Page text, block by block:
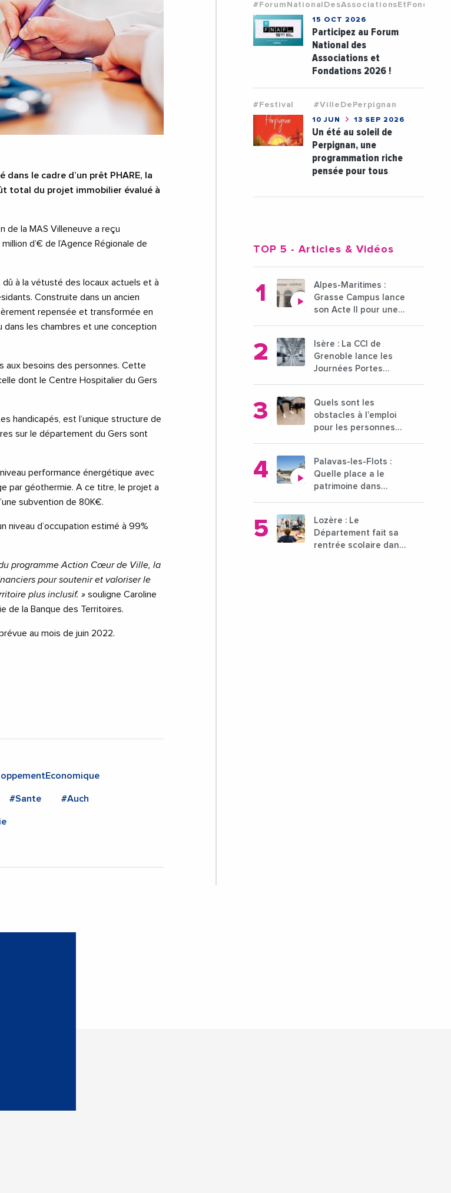
dans le cadre d’un prêt PHARE, la
total du projet immobilier évalué à
de la MAS Villeneuve a reçu
d’€ de l’Agence Régionale de
à la vétusté des locaux actuels et à
Construite dans un ancien
repensée et transformée en
les chambres et une conception
aux besoins des personnes. Cette
dont le Centre Hospitalier du Gers
handicapés, est l’unique structure de
sur le département du Gers sont
performance énergétique avec
par géothermie. A ce titre, le projet a
subvention de 80K€.
niveau d’occupation estimé à 99%
programme Action Cœur de Ville, la
pour soutenir et valoriser le
plus inclusif. » souligne Caroline
de la Banque des Territoires.
au mois de juin 2022.
#Sante #Auch
15 OCT 2026
Participez au Forum
National des
Associations et
Fondations 2026 !
#Festival #VilleDePerpignan
10 JUN 13 SEP 2026
Un été au soleil de
Perpignan, une
programmation riche
pensée pour tous
TOP 5 - Articles & Vidéos
Alpes-Maritimes :
Grasse Campus lance
son Acte II pour une
l'enseignement
supérieur
Isère : La CCI de
Grenoble lance les
Journées Portes
21 octobre 2024
Quels sont les
obstacles à l’emploi
pour les personnes
Palavas-les-Flots :
Quelle place a le
patrimoine dans
Lozère : Le
Département fait sa
rentrée scolaire dans